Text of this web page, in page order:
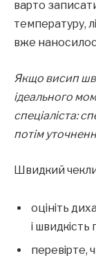
варто
температуру,
вже
Якщо висип
ідеального
спеціаліста:
потім
Швидкий
оцініть
і
перевірте,